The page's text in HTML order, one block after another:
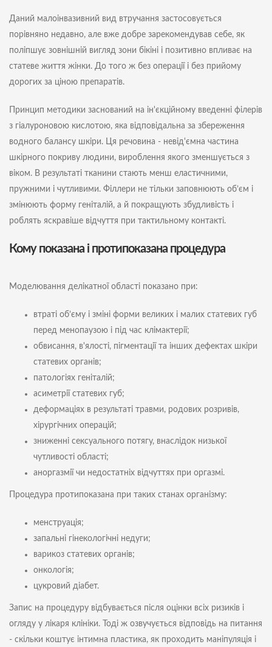
Даний малоінвазивний вид втручання застосовується
порівняно недавно, але вже добре зарекомендував себе, як
поліпшує зовнішній вигляд зони бікіні і позитивно впливає на
статеве життя жінки. До того ж без операції і без прийому
дорогих за ціною препаратів.
Принцип методики заснований на ін'єкційному введенні філерів
з гіалуроновою кислотою, яка відповідальна за збереження
водного балансу шкіри. Ця речовина - невід'ємна частина
шкірного покриву людини, вироблення якого зменшується з
віком. В результаті тканини стають менш еластичними,
пружними і чутливими. Філлери не тільки заповнюють об’єм і
змінюють форму геніталій, а й покращують збудливість і
роблять яскравіше відчуття при тактильному контакті.
Кому показана і протипоказана процедура
Моделювання делікатної області показано при:
втраті об’єму і зміні форми великих і малих статевих губ
перед менопаузою і під час клімактерії;
обвисання, в'ялості, пігментації та інших дефектах шкіри
статевих органів;
патологіях геніталій;
асиметрії статевих губ;
деформаціях в результаті травми, родових розривів,
хірургічних операцій;
зниженні сексуального потягу, внаслідок низької
чутливості області;
аноргазмії чи недостатніх відчуттях при оргазмі.
Процедура протипоказана при таких станах організму:
менструація;
запальні гінекологічні недуги;
варикоз статевих органів;
онкологія;
цукровий діабет.
Запис на процедуру відбувається після оцінки всіх ризиків і
огляду у лікаря клініки. Тоді ж озвучується відповідь на питання
- скільки коштує інтимна пластика, як проходить маніпуляція і